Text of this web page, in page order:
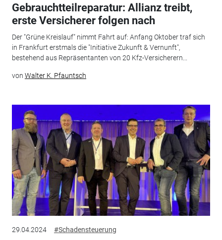
Gebrauchtteilreparatur: Allianz treibt,
erste Versicherer folgen nach
Der "Grüne Kreislauf" nimmt Fahrt auf: Anfang Oktober traf sich
in Frankfurt erstmals die "Initiative Zukunft & Vernunft",
bestehend aus Repräsentanten von 20 Kfz-Versicherern...
von Walter K. Pfauntsch
29.04.2024 #Schadensteuerung